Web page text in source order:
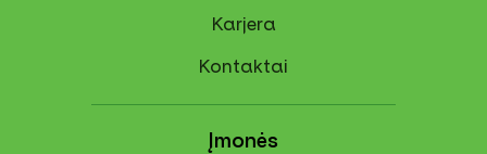
Karjera
Kontaktai
Įmonės